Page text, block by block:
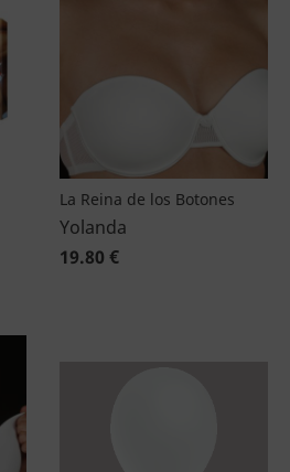
La Reina de los Botones
Yolanda
19.80 €